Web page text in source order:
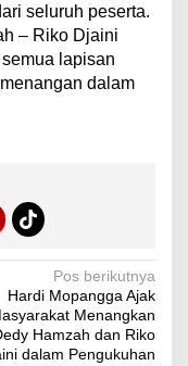
seluruh peserta.
– Riko Djaini
lapisan
dalam
Pos berikutnya
Hardi Mopangga Ajak
Menangkan
Hamzah dan Riko
dalam Pengukuhan